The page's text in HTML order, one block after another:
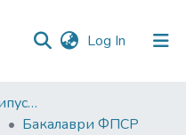
Log In (current)
01. Кваліфікаційні випускні роботи здобувачів вищої освіти
Бакалаври ФПСР